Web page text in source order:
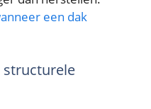
een dak
structurele